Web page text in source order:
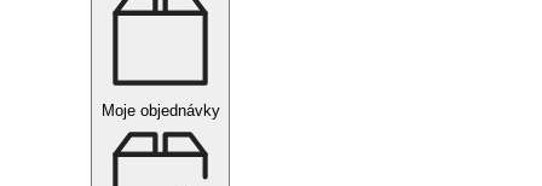
Moje objednávky